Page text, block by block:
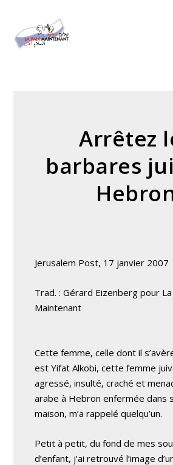
Arrêtez
barbares
Jerusalem Post, 17 janvier 2007
Trad. : Gérard Eizenberg pour
Maintenant
Cette femme, celle dont il
est Yifat Alkobi, cette femme
agressé, insulté, craché et
arabe à Hebron enfermée dans
maison, m’a rappelé quelqu’un.
Petit à petit, du fond de mes
d’enfant, j’ai retrouvé l’image